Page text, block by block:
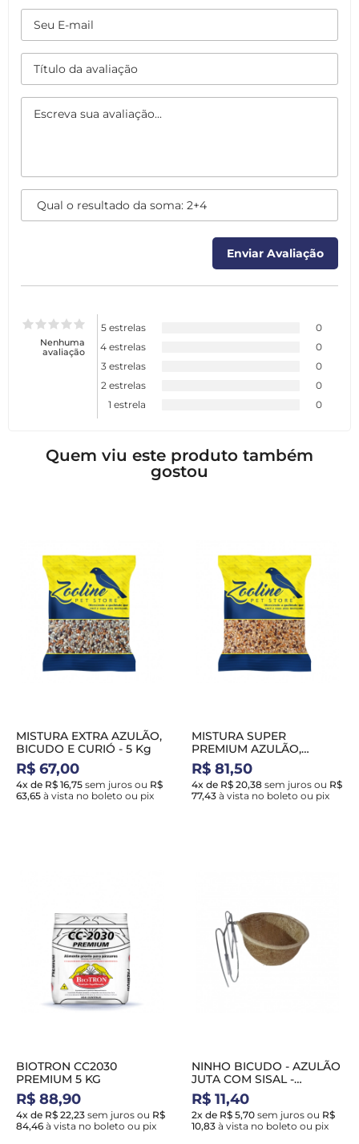
Nenhuma
avaliação
5 estrelas
0
4 estrelas
0
3 estrelas
0
2 estrelas
0
1 estrela
0
Quem viu este produto também
gostou
MISTURA EXTRA AZULÃO,
BICUDO E CURIÓ - 5 Kg
R$ 67,00
4x de R$ 16,75 sem juros ou R$
63,65 à vista no boleto ou pix
MISTURA SUPER
PREMIUM AZULÃO,
BICUDO E CURIÓ - 5 Kg
R$ 81,50
4x de R$ 20,38 sem juros ou R$
77,43 à vista no boleto ou pix
BIOTRON CC2030
PREMIUM 5 KG
R$ 88,90
4x de R$ 22,23 sem juros ou R$
84,46 à vista no boleto ou pix
NINHO BICUDO - AZULÃO
JUTA COM SISAL -
HADASSA NH26
R$ 11,40
2x de R$ 5,70 sem juros ou R$
10,83 à vista no boleto ou pix